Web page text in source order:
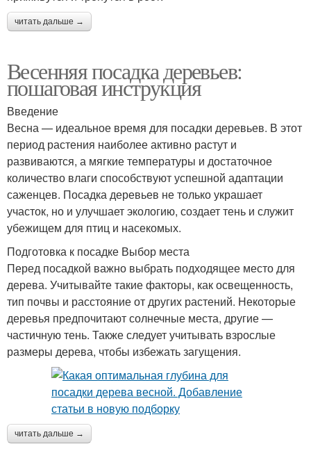
читать дальше →
Весенняя посадка деревьев:
пошаговая инструкция
Введение
Весна — идеальное время для посадки деревьев. В этот
период растения наиболее активно растут и
развиваются, а мягкие температуры и достаточное
количество влаги способствуют успешной адаптации
саженцев. Посадка деревьев не только украшает
участок, но и улучшает экологию, создает тень и служит
убежищем для птиц и насекомых.
Подготовка к посадке Выбор места
Перед посадкой важно выбрать подходящее место для
дерева. Учитывайте такие факторы, как освещенность,
тип почвы и расстояние от других растений. Некоторые
деревья предпочитают солнечные места, другие —
частичную тень. Также следует учитывать взрослые
размеры дерева, чтобы избежать загущения.
читать дальше →